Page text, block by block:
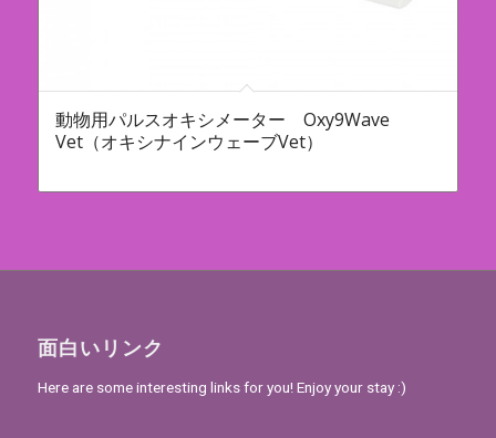
動物用パルスオキシメーター Oxy9Wave
Vet（オキシナインウェーブVet）
面白いリンク
Here are some interesting links for you! Enjoy your stay :)